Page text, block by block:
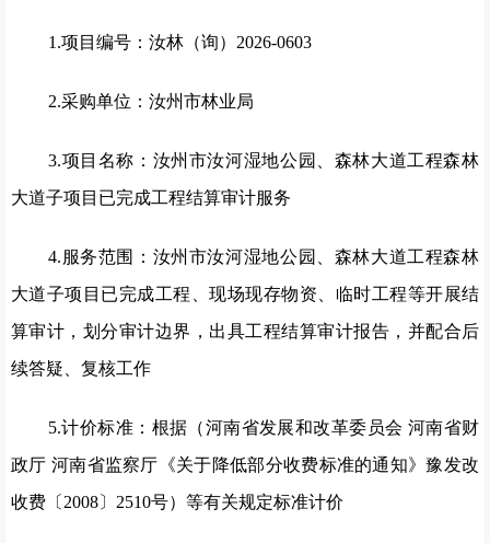
1.项目编号：汝林（询）2026-0603
2.采购单位：汝州市林业局
3.项目名称：汝州市汝河湿地公园、森林大道工程森林
大道子项目已完成工程结算审计服务
4.服务范围：汝州市汝河湿地公园、森林大道工程森林
大道子项目已完成工程、现场现存物资、临时工程等开展结
算审计，划分审计边界，出具工程结算审计报告，并配合后
续答疑、复核工作
5.计价标准：根据（河南省发展和改革委员会 河南省财
政厅 河南省监察厅《关于降低部分收费标准的通知》豫发改
收费〔2008〕2510号）等有关规定标准计价